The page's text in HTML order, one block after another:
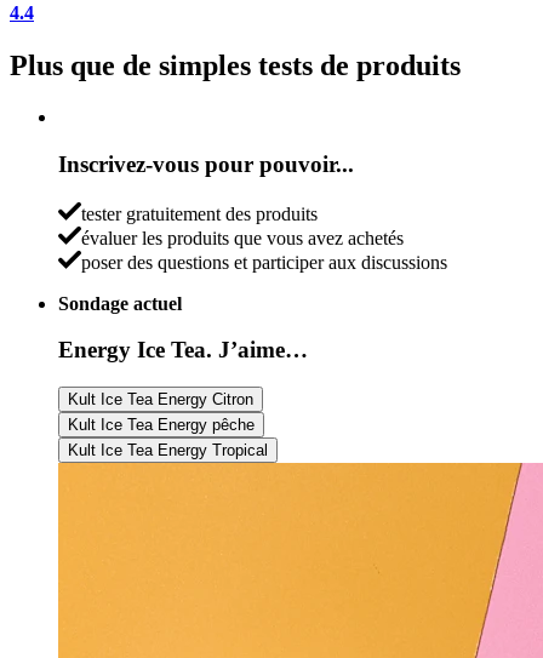
4.4
Plus que de simples tests de produits
Inscrivez-vous pour pouvoir...
tester gratuitement des produits
évaluer les produits que vous avez achetés
poser des questions et participer aux discussions
Sondage actuel
Energy Ice Tea. J’aime…
Kult Ice Tea Energy Citron
Kult Ice Tea Energy pêche
Kult Ice Tea Energy Tropical